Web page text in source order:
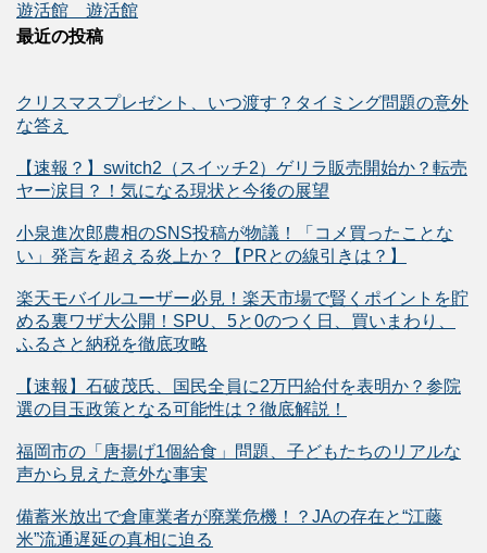
遊活館 遊活館
最近の投稿
クリスマスプレゼント、いつ渡す？タイミング問題の意外
な答え
【速報？】switch2（スイッチ2）ゲリラ販売開始か？転売
ヤー涙目？！気になる現状と今後の展望
小泉進次郎農相のSNS投稿が物議！「コメ買ったことな
い」発言を超える炎上か？【PRとの線引きは？】
楽天モバイルユーザー必見！楽天市場で賢くポイントを貯
める裏ワザ大公開！SPU、5と0のつく日、買いまわり、
ふるさと納税を徹底攻略
【速報】石破茂氏、国民全員に2万円給付を表明か？参院
選の目玉政策となる可能性は？徹底解説！
福岡市の「唐揚げ1個給食」問題、子どもたちのリアルな
声から見えた意外な事実
備蓄米放出で倉庫業者が廃業危機！？JAの存在と“江藤
米”流通遅延の真相に迫る